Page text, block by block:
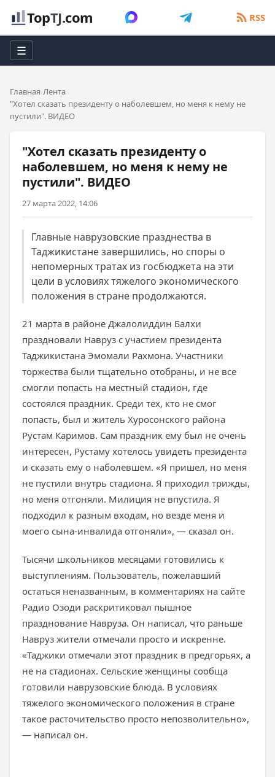
TopTJ.com RSS
☰
Главная Лента
"Хотел сказать президенту о наболевшем, но меня к нему не
пустили". ВИДЕО
"Хотел сказать президенту о
наболевшем, но меня к нему не
пустили". ВИДЕО
27 марта 2022, 14:06
Главные наврузовские празднества в
Таджикистане завершились, но споры о
непомерных тратах из госбюджета на эти
цели в условиях тяжелого экономического
положения в стране продолжаются.
21 марта в районе Джалолиддин Балхи
праздновали Навруз с участием президента
Таджикистана Эмомали Рахмона. Участники
торжества были тщательно отобраны, и не все
смогли попасть на местный стадион, где
состоялся праздник. Среди тех, кто не смог
попасть, был и житель Хуросонского района
Рустам Каримов. Сам праздник ему был не очень
интересен, Рустаму хотелось увидеть президента
и сказать ему о наболевшем. «Я пришел, но меня
не пустили внутрь стадиона. Я приходил трижды,
но меня отгоняли. Милиция не впустила. Я
подходил к разным входам, но везде меня и
моего сына-инвалида отгоняли», — сказал он.
Тысячи школьников месяцами готовились к
выступлениям. Пользователь, пожелавший
остаться неназванным, в комментариях на сайте
Радио Озоди раскритиковал пышное
празднование Навруза. Он написал, что раньше
Навруз жители отмечали просто и искренне.
«Таджики отмечали этот праздник в предгорьях, а
не на стадионах. Сельские женщины сообща
готовили наврузовские блюда. В условиях
тяжелого экономического положения в стране
такое расточительство просто непозволительно»,
— написал он.